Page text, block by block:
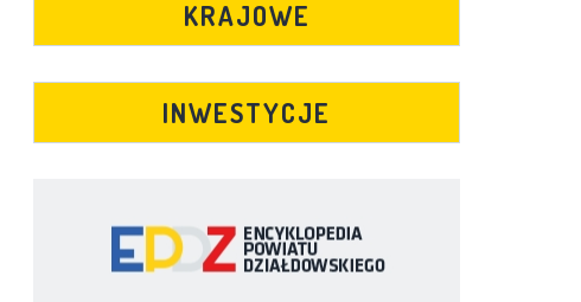
KRAJOWE
INWESTYCJE